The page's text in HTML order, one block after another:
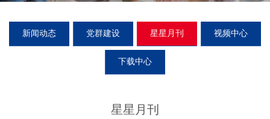
新闻动态 党群建设 星星月刊 视频中心
下载中心
星星月刊